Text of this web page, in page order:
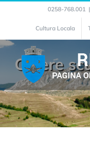
content
0258-768.001 |
Cultura Locala
Cerere